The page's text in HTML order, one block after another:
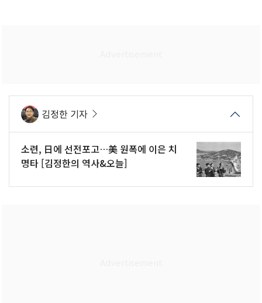
김정한 기자
소련, 日에 선전포고…美 원폭에 이은 치
명타 [김정한의 역사&오늘]